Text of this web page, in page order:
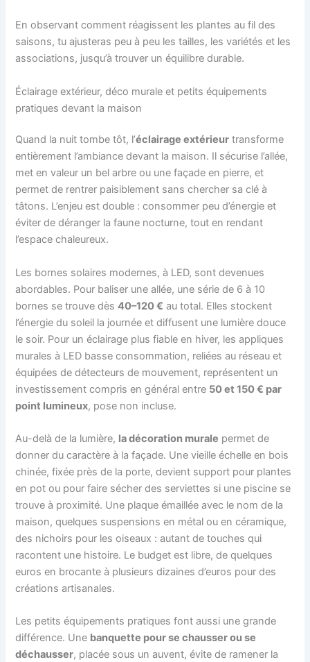
En observant comment réagissent les plantes au fil des
saisons, tu ajusteras peu à peu les tailles, les variétés et les
associations, jusqu’à trouver un équilibre durable.
Éclairage extérieur, déco murale et petits équipements
pratiques devant la maison
Quand la nuit tombe tôt, l’éclairage extérieur transforme
entièrement l’ambiance devant la maison. Il sécurise l’allée,
met en valeur un bel arbre ou une façade en pierre, et
permet de rentrer paisiblement sans chercher sa clé à
tâtons. L’enjeu est double : consommer peu d’énergie et
éviter de déranger la faune nocturne, tout en rendant
l’espace chaleureux.
Les bornes solaires modernes, à LED, sont devenues
abordables. Pour baliser une allée, une série de 6 à 10
bornes se trouve dès40–120 € au total. Elles stockent
l’énergie du soleil la journée et diffusent une lumière douce
le soir. Pour un éclairage plus fiable en hiver, les appliques
murales à LED basse consommation, reliées au réseau et
équipées de détecteurs de mouvement, représentent un
investissement compris en général entre 50 et 150 € par
point lumineux, pose non incluse.
Au-delà de la lumière, la décoration murale permet de
donner du caractère à la façade. Une vieille échelle en bois
chinée, fixée près de la porte, devient support pour plantes
en pot ou pour faire sécher des serviettes si une piscine se
trouve à proximité. Une plaque émaillée avec le nom de la
maison, quelques suspensions en métal ou en céramique,
des nichoirs pour les oiseaux : autant de touches qui
racontent une histoire. Le budget est libre, de quelques
euros en brocante à plusieurs dizaines d’euros pour des
créations artisanales.
Les petits équipements pratiques font aussi une grande
différence. Une banquette pour se chausser ou se
déchausser, placée sous un auvent, évite de ramener la